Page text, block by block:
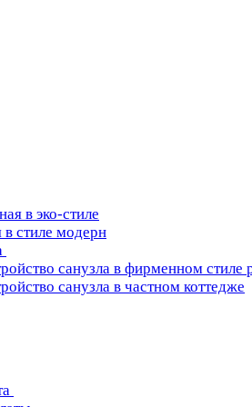
в эко-стиле
в стиле модерн
санузла в фирменном стиле
санузла в частном коттедже